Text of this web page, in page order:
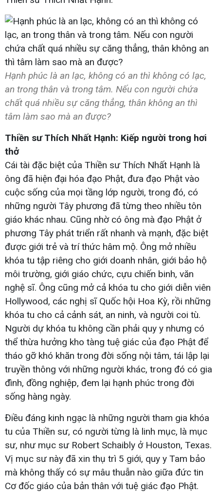
Hạnh phúc là an lạc, không có an thì không có lạc,
an trong thân và trong tâm. Nếu con người chứa
chất quá nhiều sự căng thẳng, thân không an thì
tâm làm sao mà an được?
Thiền sư Thích Nhất Hạnh: Kiếp người trong hơi
thở
Cái tài đặc biệt của Thiền sư Thích Nhất Hạnh là
ông đã hiện đại hóa đạo Phật, đưa đạo Phật vào
cuộc sống của mọi tầng lớp người, trong đó, có
những người Tây phương đã từng theo nhiều tôn
giáo khác nhau. Cũng nhờ có ông mà đạo Phật ở
phương Tây phát triển rất nhanh và mạnh, đặc biệt
được giới trẻ và trí thức hâm mộ. Ông mở nhiều
khóa tu tập riêng cho giới doanh nhân, giới bảo hộ
môi trường, giới giáo chức, cựu chiến binh, văn
nghệ sĩ. Ông cũng mở cả khóa tu cho giới diễn viên
Hollywood, các nghị sĩ Quốc hội Hoa Kỳ, rồi những
khóa tu cho cả cảnh sát, an ninh, và người coi tù.
Người dự khóa tu không cần phải quy y nhưng có
thể thừa hưởng kho tàng tuệ giác của đạo Phật để
tháo gỡ khó khăn trong đời sống nội tâm, tái lập lại
truyền thông với những người khác, trong đó có gia
đình, đồng nghiệp, đem lại hạnh phúc trong đời
sống hàng ngày.
Điều đáng kinh ngạc là những người tham gia khóa
tu của Thiền sư, có người từng là linh mục, là mục
sư, như mục sư Robert Schaibly ở Houston, Texas.
Vị mục sư này đã xin thụ trì 5 giới, quy y Tam bảo
mà không thấy có sự mâu thuẫn nào giữa đức tin
Cơ đốc giáo của bản thân với tuệ giác đạo Phật.